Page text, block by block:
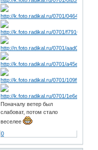
Поначалу ветер был
слабоват, потом стало
веселее
0